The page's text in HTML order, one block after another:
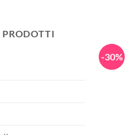
PRODOTTI
-30%